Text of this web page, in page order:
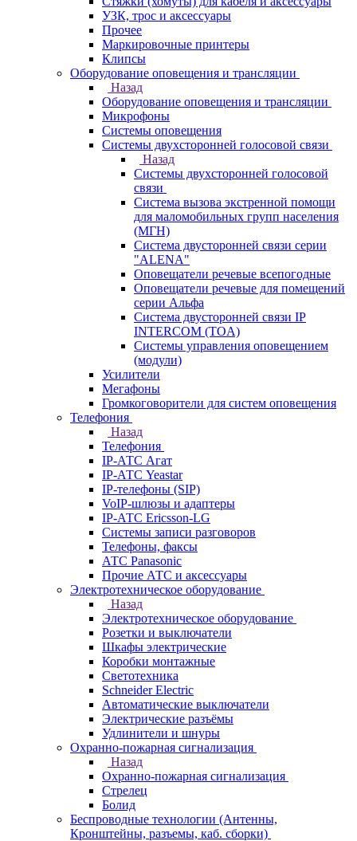
УЗК, трос и аксессуары
Прочее
Маркировочные принтеры
Клипсы
Оборудование оповещения и трансляции
Назад
Оборудование оповещения и трансляции
Микрофоны
Системы оповещения
Системы двухсторонней голосовой связи
Назад
Системы двухсторонней голосовой
связи
Система вызова экстренной помощи
для маломобильных групп населения
(МГН)
Система двусторонней связи серии
"ALENA"
Оповещатели речевые всепогодные
Оповещатели речевые для помещений
серии Альфа
Система двусторонней связи IP
INTERCOM (TOA)
Системы управления оповещением
(модули)
Усилители
Мегафоны
Громкоговорители для систем оповещения
Телефония
Назад
Телефония
IP-АТС Агат
IP-АТС Yeastar
IP-телефоны (SIP)
VoIP-шлюзы и адаптеры
IP-АТС Ericsson-LG
Системы записи разговоров
Телефоны, факсы
АТС Panasonic
Прочие АТС и аксессуары
Электротехническое оборудование
Назад
Электротехническое оборудование
Розетки и выключатели
Шкафы электрические
Коробки монтажные
Светотехника
Schneider Electric
Автоматические выключатели
Электрические разъёмы
Удлинители и шнуры
Охранно-пожарная сигнализация
Назад
Охранно-пожарная сигнализация
Стрелец
Болид
Беспроводные технологии (Антенны,
Кронштейны, разъемы, каб. сборки)